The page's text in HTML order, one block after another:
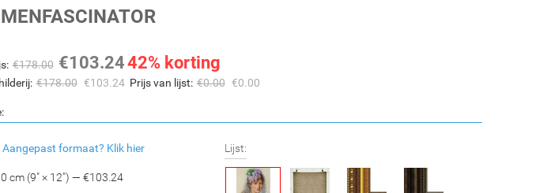
€178.00 €103.2442% korting
€178.00 €103.24 Prijs van lijst: €0.00 €0.00
Aangepast formaat? Klik hier
cm (9" × 12") — €103.24
Lijst: